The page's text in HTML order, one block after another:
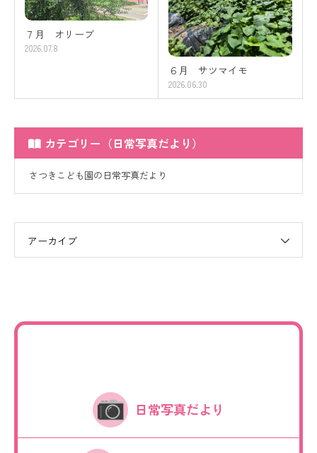
７月 オリーブ
2026.07.8
６月 サツマイモ
2026.06.30
カテゴリー（日常写真だより）
さつきこども園の日常写真だより
アーカイブ
日常写真だより